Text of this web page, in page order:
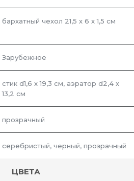
бархатный чехол 21,5 х 6 х 1,5 см
Зарубежное
стик d1,6 х 19,3 см, аэратор d2,4 х
13,2 см
прозрачный
серебристый, черный, прозрачный
ЦВЕТА